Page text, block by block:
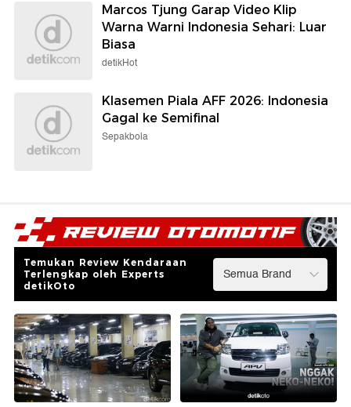
Marcos Tjung Garap Video Klip
Warna Warni Indonesia Sehari: Luar
Biasa
detikHot
Klasemen Piala AFF 2026: Indonesia
Gagal ke Semifinal
Sepakbola
Temukan Review Kendaraan
Terlengkap oleh Experts
detikOto